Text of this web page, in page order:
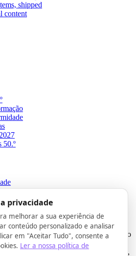
shipped
content
50.º
em literacia de IA e apoio à
organizações na preparação para o Artigo
escritório de advogados nem um
não prestamos aconselhamento jurídico,
privacidade
melhorar a sua experiência de
conteúdo personalizado e analisar
em "Aceitar Tudo", consente a
Ler a nossa política de